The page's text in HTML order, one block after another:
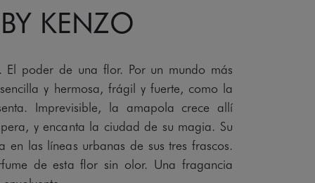
KENZO
El poder de una flor. Por un mundo más
y hermosa, frágil y fuerte, como la
Imprevisible, la amapola crece allí
y encanta la ciudad de su magia. Su
en las líneas urbanas de sus tres frascos.
de esta flor sin olor. Una fragancia